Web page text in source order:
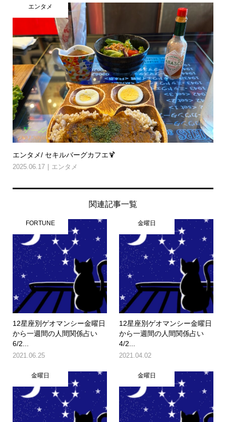
エンタメ
エンタメ/ セキルバーグカフエ🍹
2025.06.17 エンタメ
関連記事一覧
FORTUNE
12星座別ゲオマンシー金曜日
から一週間の人間関係占い
6/2...
2021.06.25
金曜日
12星座別ゲオマンシー金曜日
から一週間の人間関係占い
4/2...
2021.04.02
金曜日 金曜日